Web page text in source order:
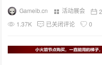
Gameib.cn 活动展会
1.37K
已关闭评论 0